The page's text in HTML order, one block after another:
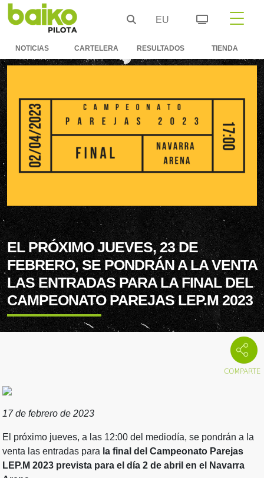
EU
NOTICIAS CARTELERA RESULTADOS TIENDA
EL PRÓXIMO JUEVES, 23 DE
FEBRERO, SE PONDRÁN A LA VENTA
LAS ENTRADAS PARA LA FINAL DEL
CAMPEONATO PAREJAS LEP.M 2023
17 de febrero de 2023
El próximo jueves, a las 12:00 del mediodía, se pondrán a la
venta las entradas para la final del Campeonato Parejas
LEP.M 2023 prevista para el día 2 de abril en el Navarra